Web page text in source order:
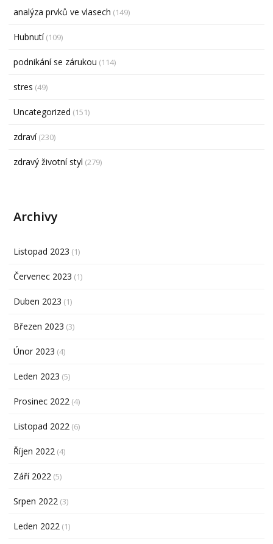
analýza prvků ve vlasech (149)
Hubnutí(109)
podnikání se zárukou (114)
stres (49)
Uncategorized (151)
zdraví(230)
zdravý životní styl (279)
Archivy
Listopad 2023 (1)
Červenec 2023 (1)
Duben 2023 (1)
Březen 2023 (3)
Únor 2023 (4)
Leden 2023 (5)
Prosinec 2022 (4)
Listopad 2022 (6)
Říjen 2022 (4)
Září 2022 (5)
Srpen 2022 (3)
Leden 2022 (1)